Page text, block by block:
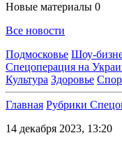
Новые материалы 0
Все новости
Подмосковье Шоу-
Спецоперация на
Культура Здоровье
Главная Рубрики
14 декабря 2023, 13:20